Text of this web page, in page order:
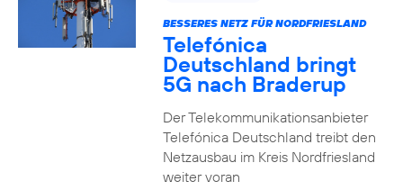
BESSERES NETZ FÜR NORDFRIESLAND
Telefónica
Deutschland bringt
5G nach Braderup
Der Telekommunikationsanbieter
Telefónica Deutschland treibt den
Netzausbau im Kreis Nordfriesland
weiter voran